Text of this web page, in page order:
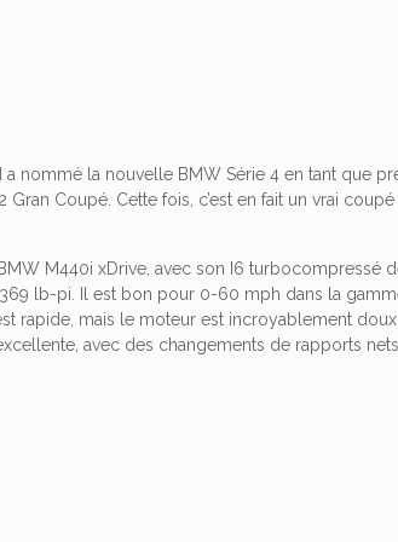
nommé la nouvelle BMW Série 4 en tant que
Gran Coupé. Cette fois, c’est en fait un vrai
M440i xDrive, avec son I6 turbocompressé
lb-pi. Il est bon pour 0-60 mph dans la
rapide, mais le moteur est incroyablement
avec des changements de rapports